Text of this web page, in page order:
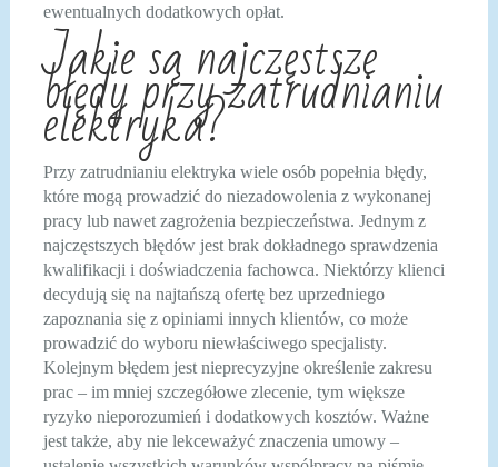
ewentualnych dodatkowych opłat.
Jakie są najczęstsze
błędy przy zatrudnianiu
elektryka?
Przy zatrudnianiu elektryka wiele osób popełnia błędy,
które mogą prowadzić do niezadowolenia z wykonanej
pracy lub nawet zagrożenia bezpieczeństwa. Jednym z
najczęstszych błędów jest brak dokładnego sprawdzenia
kwalifikacji i doświadczenia fachowca. Niektórzy klienci
decydują się na najtańszą ofertę bez uprzedniego
zapoznania się z opiniami innych klientów, co może
prowadzić do wyboru niewłaściwego specjalisty.
Kolejnym błędem jest nieprecyzyjne określenie zakresu
prac – im mniej szczegółowe zlecenie, tym większe
ryzyko nieporozumień i dodatkowych kosztów. Ważne
jest także, aby nie lekceważyć znaczenia umowy –